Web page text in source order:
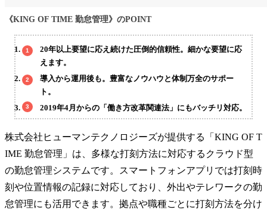
《KING OF TIME 勤怠管理》のPOINT
20年以上要望に応え続けた圧倒的信頼性。細かな要望に応
えます。
導入から運用後も。豊富なノウハウと体制万全のサポー
ト。
2019年4月からの「働き方改革関連法」にもバッチリ対応。
株式会社ヒューマンテクノロジーズが提供する「KING OF T
IME 勤怠管理」は、多様な打刻方法に対応するクラウド型
の勤怠管理システムです。スマートフォンアプリでは打刻時
刻や位置情報の記録に対応しており、外出やテレワークの勤
怠管理にも活用できます。拠点や職種ごとに打刻方法を分け